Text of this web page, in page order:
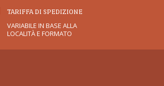
TARIFFA DI SPEDIZIONE
VARIABILE IN BASE ALLA
LOCALITÀ E FORMATO